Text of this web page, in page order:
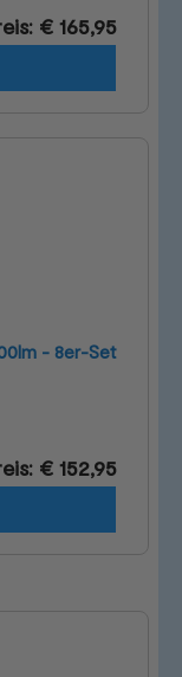
€ 165,95
- 8er-Set
€ 152,95